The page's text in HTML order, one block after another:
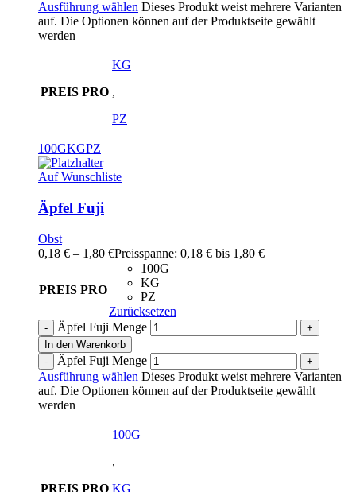
Ausführung wählen Dieses Produkt weist mehrere Varianten
auf. Die Optionen können auf der Produktseite gewählt
werden
PREIS PRO
KG
,
PZ
100GKGPZ
Auf Wunschliste
Äpfel Fuji
Obst
0,18 € – 1,80 €Preisspanne: 0,18 € bis 1,80 €
PREIS PRO
100G
KG
PZ
Zurücksetzen
Äpfel Fuji Menge
In den Warenkorb
Äpfel Fuji Menge
Ausführung wählen Dieses Produkt weist mehrere Varianten
auf. Die Optionen können auf der Produktseite gewählt
werden
PREIS PRO
100G
,
KG